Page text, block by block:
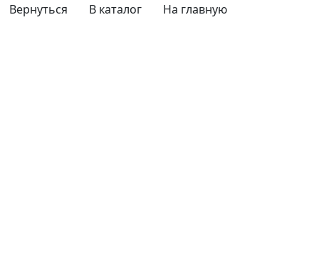
Вернуться
В каталог На главную